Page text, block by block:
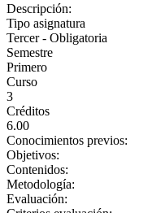
Descripción:
Tipo asignatura
Tercer - Obligatoria
Semestre
Primero
Curso
3
Créditos
6.00
Conocimientos previos:
Objetivos:
Contenidos:
Metodología:
Evaluación: